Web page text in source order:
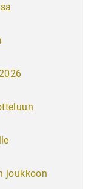
joukkoon